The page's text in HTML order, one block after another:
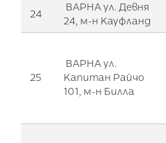
24
ВАРНА ул. Девня
24, м-н Кауфланд
25
ВАРНА ул.
Kапитан Райчо
101, м-н Билла